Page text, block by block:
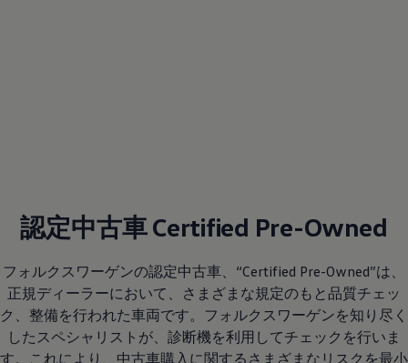
認定中古車 Certified Pre-Owned
フォルクスワーゲンの認定中古車、“Certified Pre-Owned”は、
正規ディーラーにおいて、さまざまな規定のもと品質チェッ
ク、整備を行われた車両です。フォルクスワーゲンを知り尽く
したスペシャリストが、診断機を利用してチェックを行いま
す。これにより、中古車購入に関するさまざまなリスクを最小